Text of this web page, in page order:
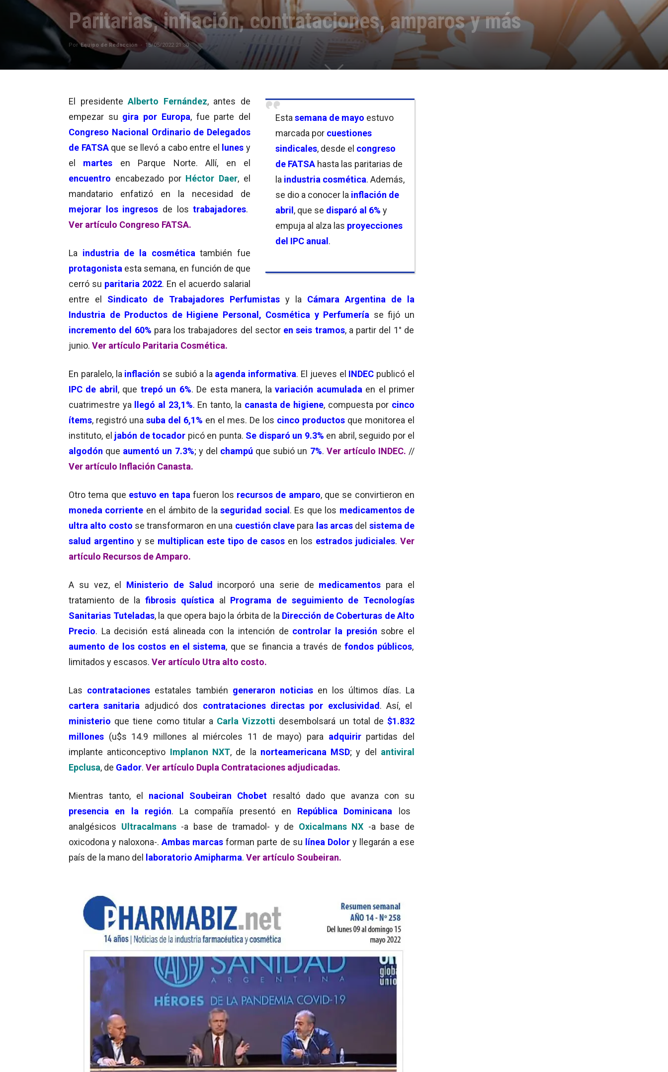
Paritarias, inflación, contrataciones, amparos y más
Por Equipo de Redacción - 15/05/2022 21:30
Esta semana de mayo estuvo
marcada por cuestiones
sindicales, desde el congreso
de FATSA hasta las paritarias de
la industria cosmética. Además,
se dio a conocer la inflación de
abril, que se disparó al 6% y
empuja al alza las proyecciones
del IPC anual.
El presidenteAlberto Fernández, antes de
empezar su gira por Europa, fue parte del
Congreso Nacional Ordinario de Delegados
de FATSAque se llevó a cabo entre el lunes y
el martes en Parque Norte. Allí, en el
encuentro encabezado porHéctor Daer, el
mandatario enfatizó en la necesidad de
mejorar los ingresos de lostrabajadores.
Ver artículo Congreso FATSA.
La industria de la cosmética también fue
protagonista esta semana, en función de que
cerró su paritaria 2022. En el acuerdo salarial
entre el
Sindicato de Trabajadores Perfumistas y la Cámara Argentina de la
Industria de Productos de Higiene Personal, Cosmética y Perfumería se fijó un
incremento del 60% para los trabajadores del sector en seis tramos, a partir del 1° de
junio. Ver artículo Paritaria Cosmética.
En paralelo, la inflación se subió a la agenda informativa. El jueves el INDEC publicó el
IPC de abril, que trepó un 6%. De esta manera, lavariación acumulada en el primer
cuatrimestre ya llegó al 23,1%. En tanto, la canasta de higiene, compuesta por cinco
ítems, registró una suba del 6,1% en el mes. De los cinco productos que monitorea el
instituto, el jabón de tocador picó en punta. Se disparó un 9.3% en abril, seguido por el
algodón que aumentó un 7.3%; y del champú que subió un 7%. Ver artículo INDEC. //
Ver artículo Inflación Canasta.
Otro tema que estuvo en tapa fueron los recursos de amparo, que se convirtieron en
moneda corriente en el ámbito de laseguridad social. Es que los medicamentos de
ultra alto costo se transformaron en una cuestión clavepara las arcas del sistema de
salud argentino y se multiplican este tipo de casos en los estrados judiciales. Ver
artículo Recursos de Amparo.
A su vez, el Ministerio de Salud incorporó una serie de medicamentos para el
tratamiento de la fibrosis quística al Programa de seguimiento de Tecnologías
Sanitarias Tuteladas, la que opera bajo la órbita de la Dirección de Coberturas de Alto
Precio. La decisión está alineada con la intención de controlar la presión sobre el
aumento de los costos en el sistema, que se financia a través defondos públicos,
limitados y escasos. Ver artículo Utra alto costo.
Las contrataciones estatales también generaron noticias en los últimos días. La
cartera sanitaria adjudicó dos contrataciones directas por exclusividad. Así, el
ministerio que tiene como titular a Carla Vizzotti desembolsará un total de $1.832
millones (u$s 14.9 millones al miércoles 11 de mayo) para adquirirpartidas del
implante anticonceptivo Implanon NXT, de la norteamericana MSD; y del antiviral
Epclusa, de Gador. Ver artículo Dupla Contrataciones adjudicadas.
Mientras tanto, el nacional Soubeiran Chobet resaltó dado que avanza con su
presencia en la región. La compañía presentó en República Dominicana los
analgésicos Ultracalmans -a base de tramadol- y de Oxicalmans NX -a base de
oxicodona y naloxona-.Ambas marcas forman parte de su línea Dolor y llegarán a ese
país de la mano del laboratorio Amipharma. Ver artículo Soubeiran.